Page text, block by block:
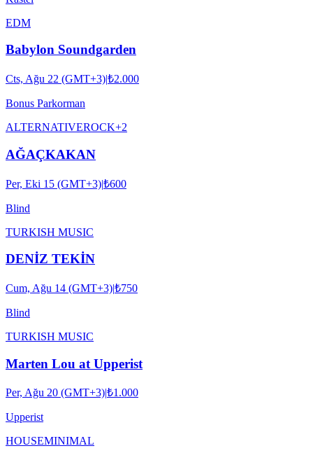
EDM
Babylon Soundgarden
Cts, Ağu 22 (GMT+3)|₺2.000
Bonus Parkorman
ALTERNATIVEROCK+2
AĞAÇKAKAN
Per, Eki 15 (GMT+3)|₺600
Blind
TURKISH MUSIC
DENİZ TEKİN
Cum, Ağu 14 (GMT+3)|₺750
Blind
TURKISH MUSIC
Marten Lou at Upperist
Per, Ağu 20 (GMT+3)|₺1.000
Upperist
HOUSEMINIMAL